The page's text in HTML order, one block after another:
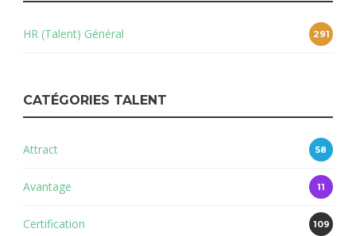
HR (Talent) Général 291
CATÉGORIES TALENT
Attract 58
Avantage 11
Certification 109